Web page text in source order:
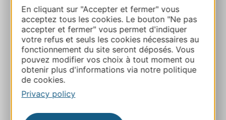
En cliquant sur "Accepter et fermer" vous
acceptez tous les cookies. Le bouton "Ne pas
accepter et fermer" vous permet d'indiquer
votre refus et seuls les cookies nécessaires au
fonctionnement du site seront déposés. Vous
pouvez modifier vos choix à tout moment ou
obtenir plus d'informations via notre politique
de cookies.
Privacy policy
E-mail
Website
Facebook